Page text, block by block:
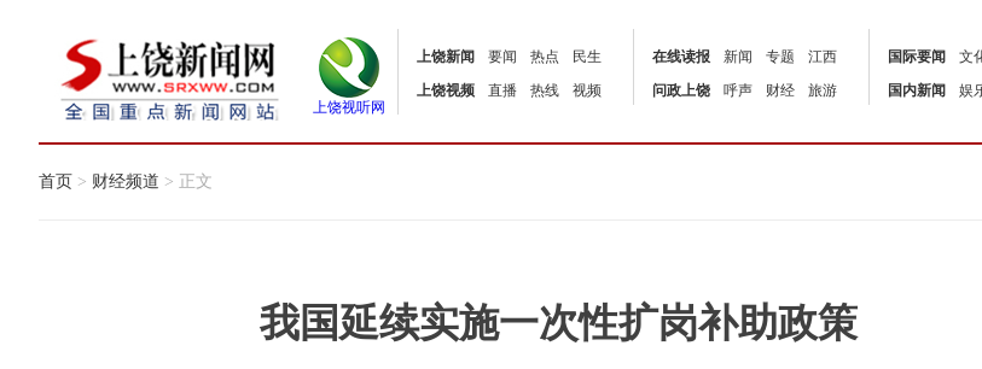
上饶视听网
上饶新闻 要闻 热点
民生
上饶视频
直播 热线 视频
在线读报 新闻 专题
江西
问政上饶
呼声 财经 旅游
国际要闻 文
国内新闻
娱
首页 > 财经频道 > 正文
我国延续实施一次性扩岗补助政策